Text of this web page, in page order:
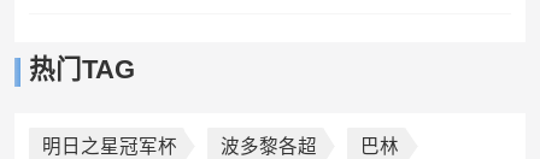
热门TAG
明日之星冠军杯 波多黎各超 巴林